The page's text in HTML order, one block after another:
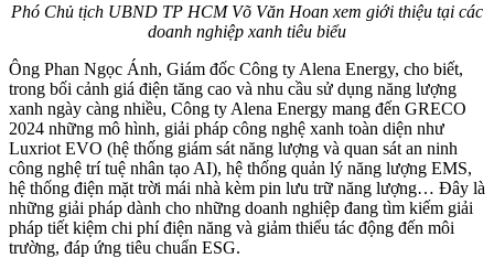
Phó Chủ tịch UBND TP HCM Võ Văn Hoan xem giới thiệu tại các
doanh nghiệp xanh tiêu biểu
Ông Phan Ngọc Ánh, Giám đốc Công ty Alena Energy, cho biết,
trong bối cảnh giá điện tăng cao và nhu cầu sử dụng năng lượng
xanh ngày càng nhiều, Công ty Alena Energy mang đến GRECO
2024 những mô hình, giải pháp công nghệ xanh toàn diện như
Luxriot EVO (hệ thống giám sát năng lượng và quan sát an ninh
công nghệ trí tuệ nhân tạo AI), hệ thống quản lý năng lượng EMS,
hệ thống điện mặt trời mái nhà kèm pin lưu trữ năng lượng… Đây là
những giải pháp dành cho những doanh nghiệp đang tìm kiếm giải
pháp tiết kiệm chi phí điện năng và giảm thiểu tác động đến môi
trường, đáp ứng tiêu chuẩn ESG.